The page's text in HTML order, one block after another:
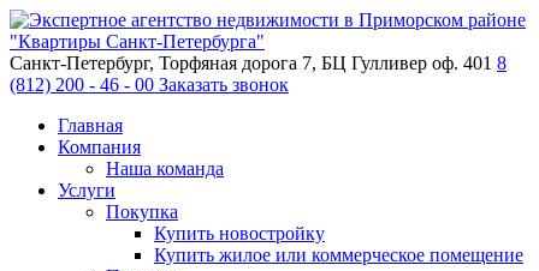
Санкт-Петербург, Торфяная дорога 7, БЦ Гулливер оф. 401 8
(812) 200 - 46 - 00 Заказать звонок
Главная
Компания
Наша команда
Услуги
Покупка
Купить новостройку
Купить жилое или коммерческое помещение